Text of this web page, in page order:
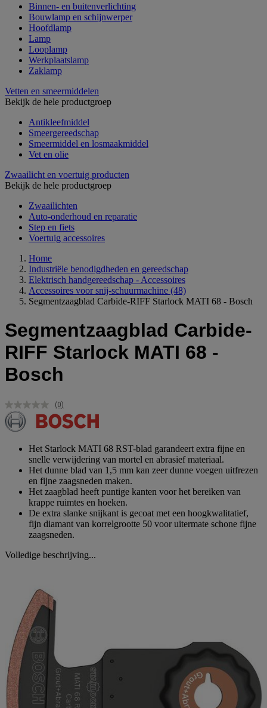
Binnen- en buitenverlichting
Bouwlamp en schijnwerper
Hoofdlamp
Lamp
Looplamp
Werkplaatslamp
Zaklamp
Vetten en smeermiddelen
Bekijk de hele productgroep
Antikleefmiddel
Smeergereedschap
Smeermiddel en losmaakmiddel
Vet en olie
Zwaailicht en voertuig producten
Bekijk de hele productgroep
Zwaailichten
Auto-onderhoud en reparatie
Step en fiets
Voertuig accessoires
Home
Industriële benodigdheden en gereedschap
Elektrisch handgereedschap - Accessoires
Accessoires voor snij-schuurmachine (48)
Segmentzaagblad Carbide-RIFF Starlock MATI 68 - Bosch
Segmentzaagblad Carbide-
RIFF Starlock MATI 68 -
Bosch
Geen
scorewaarde.
Dezelfde
(0)
Het Starlock MATI 68 RST-blad garandeert extra fijne en
snelle verwijdering van mortel en abrasief materiaal.
Het dunne blad van 1,5 mm kan zeer dunne voegen uitfrezen
en fijne zaagsneden maken.
Het zaagblad heeft puntige kanten voor het bereiken van
krappe ruimtes en hoeken.
De extra slanke snijkant is gecoat met een hoogkwalitatief,
fijn diamant van korrelgrootte 50 voor uitermate schone fijne
zaagsneden.
Volledige beschrijving...